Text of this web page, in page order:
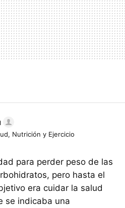
Nutrición y Ejercicio
para perder peso de las
pero hasta el
era cuidar la salud
se indicaba una